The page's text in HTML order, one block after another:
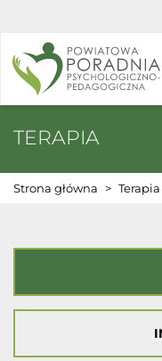
TERAPIA
Strona główna Terapia